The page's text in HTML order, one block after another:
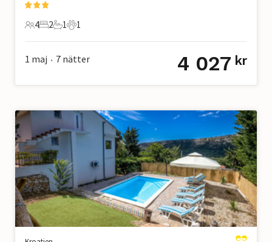
4 Gäster
4
2 Sovrum
2
1 Badrum
1
1 Husdjur
1
1 maj • 7 nätter 4 027 kr